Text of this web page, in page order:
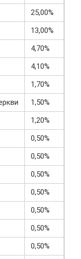
25,00%
13,00%
4,70%
4,10%
1,70%
1,50%
1,20%
0,50%
0,50%
0,50%
0,50%
0,50%
0,50%
0,50%